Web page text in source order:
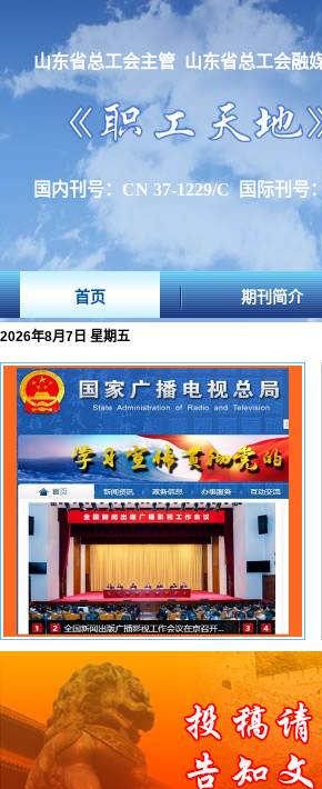
山东省总工会主管 山东省总工会融
国内刊号：CN 37-1229/C 国际刊号
首页 期刊简介
2026年8月7日 星期五